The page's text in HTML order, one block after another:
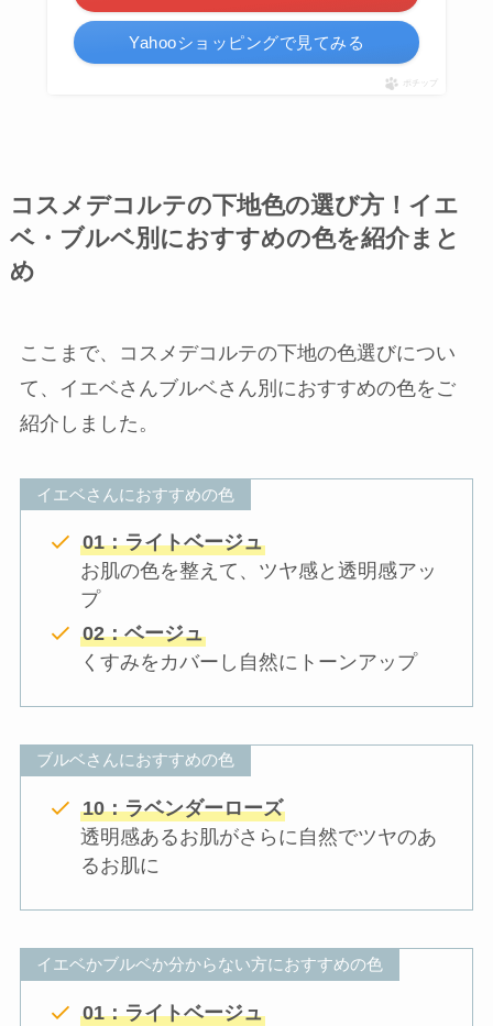
Yahooショッピングで見てみる
ポチップ
コスメデコルテの下地色の選び方！イエ
ベ・ブルベ別におすすめの色を紹介まと
め
ここまで、コスメデコルテの下地の色選びについ
て、イエベさんブルベさん別におすすめの色をご
紹介しました。
イエベさんにおすすめの色
01：ライトベージュ
お肌の色を整えて、ツヤ感と透明感アッ
プ
02：ベージュ
くすみをカバーし自然にトーンアップ
ブルベさんにおすすめの色
10：ラベンダーローズ
透明感あるお肌がさらに自然でツヤのあ
るお肌に
イエベかブルベか分からない方におすすめの色
01：ライトベージュ